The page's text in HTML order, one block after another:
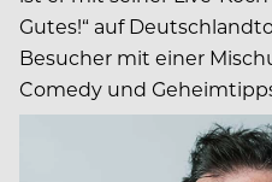
Gutes!“ auf
Besucher mit einer
Comedy und